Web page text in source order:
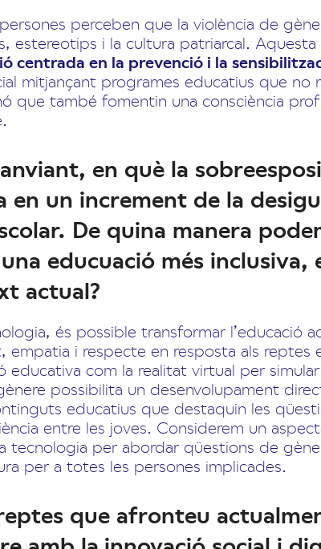
perceben que la violència de
estereotips i la cultura patriarcal.
centrada en la prevenció i la
mitjançant programes educatius que no
que també fomentin una consciència
en què la
en un increment de la
De quina manera
educuació més inclusiva,
actual?
és possible transformar l’educació
i respecte en resposta als reptes
educativa com la realitat virtual per
possibilita un desenvolupament
educatius que destaquin les
entre les joves. Considerem un
tecnologia per abordar qüestions de
per a totes les persones implicades.
que afronteu